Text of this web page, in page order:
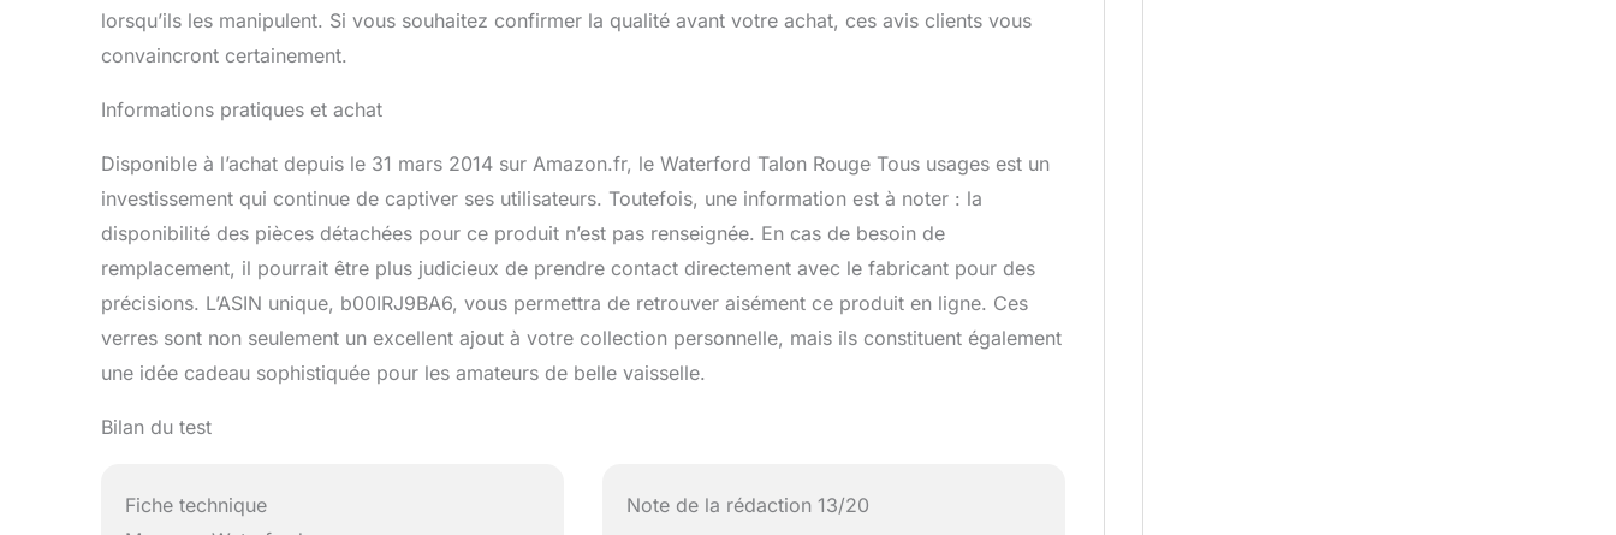
lorsqu’ils les manipulent. Si vous souhaitez confirmer la qualité avant votre achat, ces avis clients vous
convaincront certainement.
Informations pratiques et achat
Disponible à l’achat depuis le 31 mars 2014 sur Amazon.fr, le Waterford Talon Rouge Tous usages est un
investissement qui continue de captiver ses utilisateurs. Toutefois, une information est à noter : la
disponibilité des pièces détachées pour ce produit n’est pas renseignée. En cas de besoin de
remplacement, il pourrait être plus judicieux de prendre contact directement avec le fabricant pour des
précisions. L’ASIN unique, b00IRJ9BA6, vous permettra de retrouver aisément ce produit en ligne. Ces
verres sont non seulement un excellent ajout à votre collection personnelle, mais ils constituent également
une idée cadeau sophistiquée pour les amateurs de belle vaisselle.
Bilan du test
Fiche technique
Note de la rédaction 13/20